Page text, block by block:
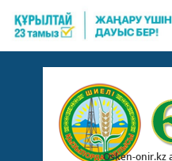
Osken-onir.kz